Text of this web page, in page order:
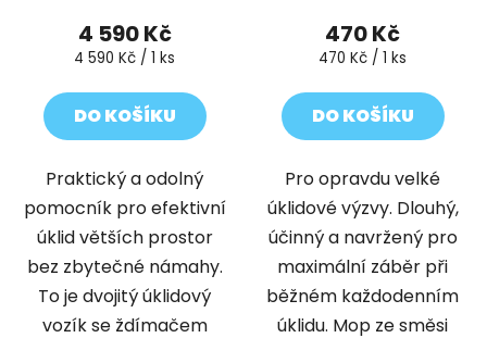
4 590 Kč
Měrná
4 590 Kč / 1 ks
DO KOŠÍKU
Praktický a odolný
pomocník pro efektivní
úklid větších prostor
bez zbytečné námahy.
To je dvojitý úklidový
vozík se ždímačem
470 Kč
Měrná
470 Kč / 1 ks
DO KOŠÍKU
Pro opravdu velké
úklidové výzvy. Dlouhý,
účinný a navržený pro
maximální záběr při
běžném každodenním
úklidu. Mop ze směsi